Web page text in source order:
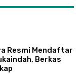
Resmi Mendaftar
Berkas